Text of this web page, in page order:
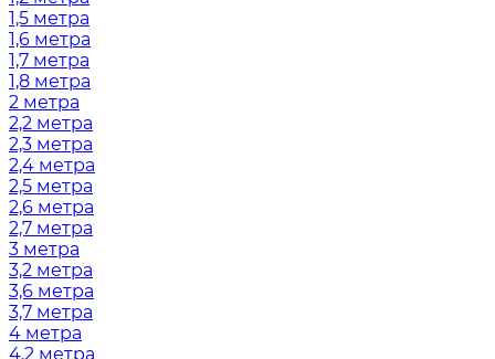
1,5 метра
1,6 метра
1,7 метра
1,8 метра
2 метра
2,2 метра
2,3 метра
2,4 метра
2,5 метра
2,6 метра
2,7 метра
3 метра
3,2 метра
3,6 метра
3,7 метра
4 метра
4,2 метра